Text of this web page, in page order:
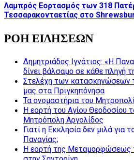
Λαμπρός Εορτασμός των 318
Τεσσαρακονταετίας στο
ΡΟΗ ΕΙΔΗΣΕΩΝ
Δημητριάδος Ιγνάτιος: «Η
δίνει βάλσαμο σε κάθε πληγή
Στελέχη των κατασκηνώσεων
μας στα Πριγκηπόνησα
Τα ονομαστήρια του
Η εορτή του Αγίου Θεοδοσίου
Μητρόπολη Αργολίδος
Γιατί η Εκκλησία δεν μιλά για
Παναγίας;
Η εορτή της Μεταμορφώσεως